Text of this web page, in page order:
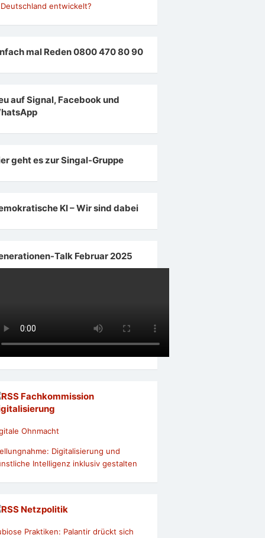
entwickelt?
mal Reden 0800 470 80 90
auf Signal, Facebook und
geht es zur Singal-Gruppe
KI – Wir sind dabei
Talk Februar 2025
Fachkommission
Ohnmacht
Digitalisierung und
Intelligenz inklusiv gestalten
Netzpolitik
Praktiken: Palantir drückt sich